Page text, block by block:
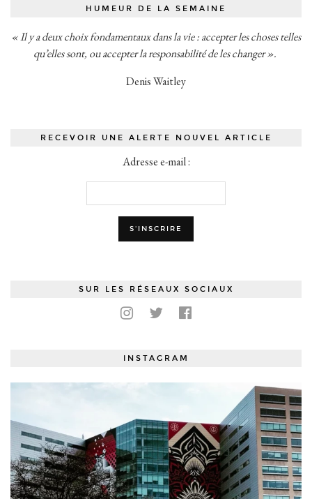
HUMEUR DE LA SEMAINE
« Il y a deux choix fondamentaux dans la vie : accepter les choses telles
qu’elles sont, ou accepter la responsabilité de les changer ».
Denis Waitley
RECEVOIR UNE ALERTE NOUVEL ARTICLE
Adresse e-mail :
SUR LES RÉSEAUX SOCIAUX
INSTAGRAM